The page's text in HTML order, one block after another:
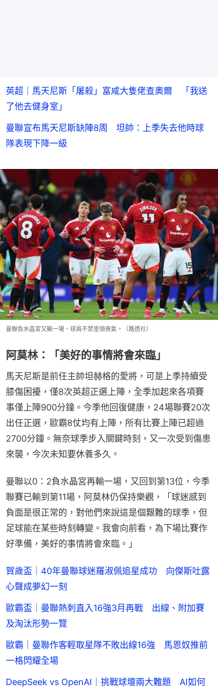
英超｜馬天尼斯「屠殺」富咸大隻佬查奧爾 「我送
了他去健身室」
曼聯宣布馬天尼斯缺陣8周 坦帥：上季失去他時球
隊表現下降一級
曼聯負水晶宮又輸一場，球員不禁垂頭喪氣。（路透社）
阿莫林：「美好的事情將會來臨」
馬天尼斯是前任主帥坦赫格的愛將，可是上季持續受
膝傷困擾，僅8次英超正選上陣，全季加起來各項賽
事僅上陣900分鐘。今季他回復健康，24場聯賽20次
出任正選，歐霸8仗均有上陣，所有比賽上陣已超過
2700分鐘。無奈球季步入關鍵時刻，又一次受到傷患
來襲，今次未知要休養多久。
曼聯以0：2負水晶宮再輸一場，又回到第13位，今季
聯賽已輸到第11場，阿莫林仍保持樂觀，「球迷感到
負面是很正常的，對他們來說這是個艱難的球季，但
足球能在某些時刻轉變。我會向前看，為下場比賽作
好準備，美好的事情將會來臨。」
賀歲盃｜40年曼聯球迷羅淑佩追星成功 向傑斯吐露
心聲成夢幻一刻
歐霸盃｜曼聯熱刺直入16強3月再戰 出線、附加賽
及淘汰形勢一覽
歐霸｜曼聯作客輕取星隊不敗出線16強 馬恩奴推前
一格閃耀全場
DeepSeek vs OpenAI｜挑戰球壇兩大難題 AI如何